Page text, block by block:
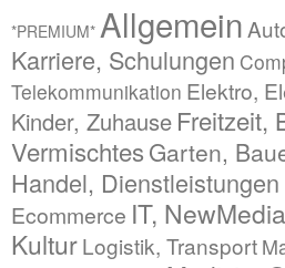
*PREMIUM* Allgemein
Karriere, Schulungen
Telekommunikation Elektro,
Kinder, Zuhause Freitzeit,
Vermischtes Garten,
Handel, Dienstleistungen
Ecommerce IT,
KulturLogistik, Transport